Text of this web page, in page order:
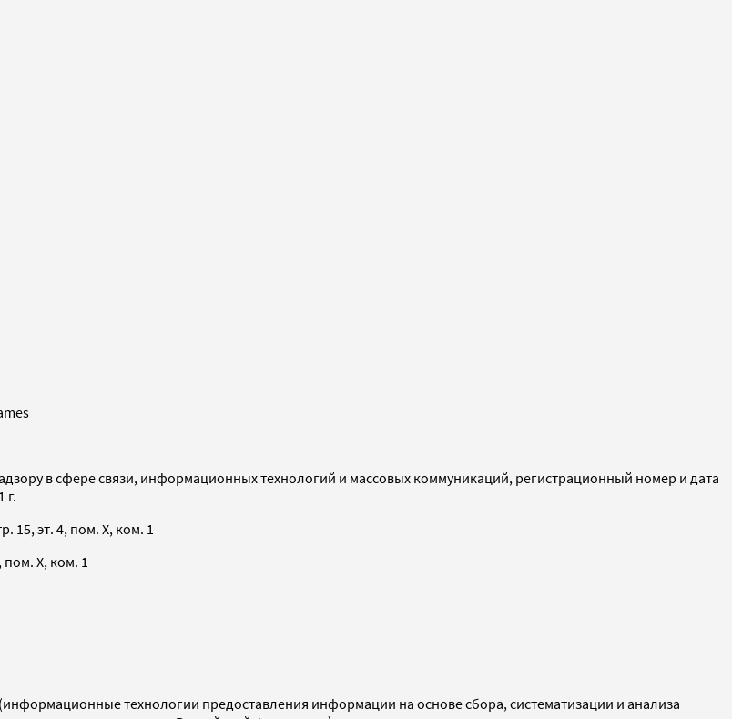
в сфере связи, информационных технологий и массовых коммуникаций, регистрационный номер и дата
г.
15, эт. 4, пом. X, ком. 1
X, ком. 1
технологии предоставления информации на основе сбора, систематизации и анализа